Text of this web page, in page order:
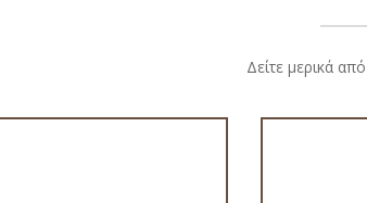
Δείτε μερικά